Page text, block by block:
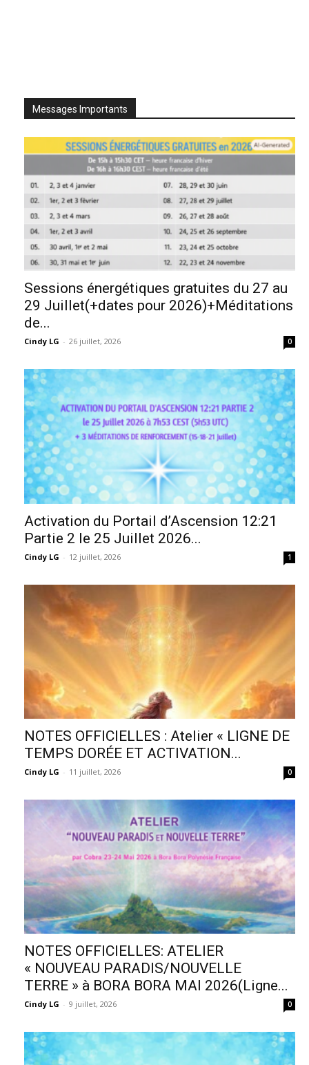
Messages Importants
Sessions énergétiques gratuites du 27 au
29 Juillet(+dates pour 2026)+Méditations
de...
Cindy LG - 26 juillet, 2026 0
Activation du Portail d’Ascension 12:21
Partie 2 le 25 Juillet 2026...
Cindy LG - 12 juillet, 2026 1
NOTES OFFICIELLES : Atelier « LIGNE DE
TEMPS DORÉE ET ACTIVATION...
Cindy LG - 11 juillet, 2026 0
NOTES OFFICIELLES: ATELIER
« NOUVEAU PARADIS/NOUVELLE
TERRE » à BORA BORA MAI 2026(Ligne...
Cindy LG - 9 juillet, 2026 0